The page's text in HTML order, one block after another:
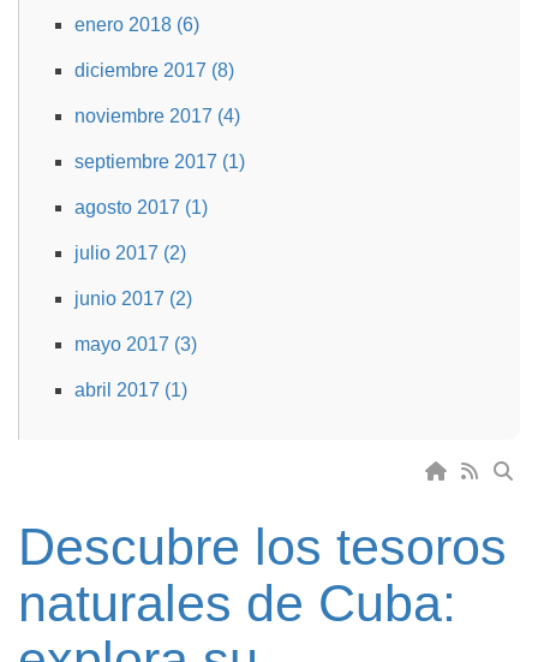
enero 2018 (6)
diciembre 2017 (8)
noviembre 2017 (4)
septiembre 2017 (1)
agosto 2017 (1)
julio 2017 (2)
junio 2017 (2)
mayo 2017 (3)
abril 2017 (1)
Descubre los tesoros
naturales de Cuba: